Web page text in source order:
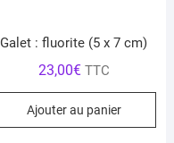
Galet : fluorite (5 x 7 cm)
23,00€ TTC
Ajouter au panier